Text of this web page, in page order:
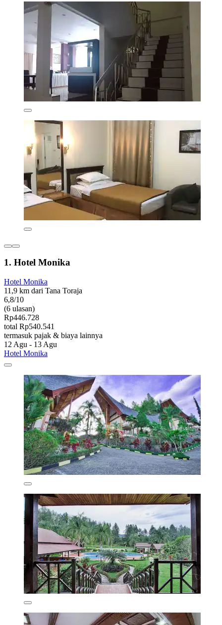
1. Hotel Monika
Hotel Monika
11,9 km dari Tana Toraja
6,8/10
(6 ulasan)
Rp446.728
total Rp540.541
termasuk pajak & biaya lainnya
12 Agu - 13 Agu
Hotel Monika